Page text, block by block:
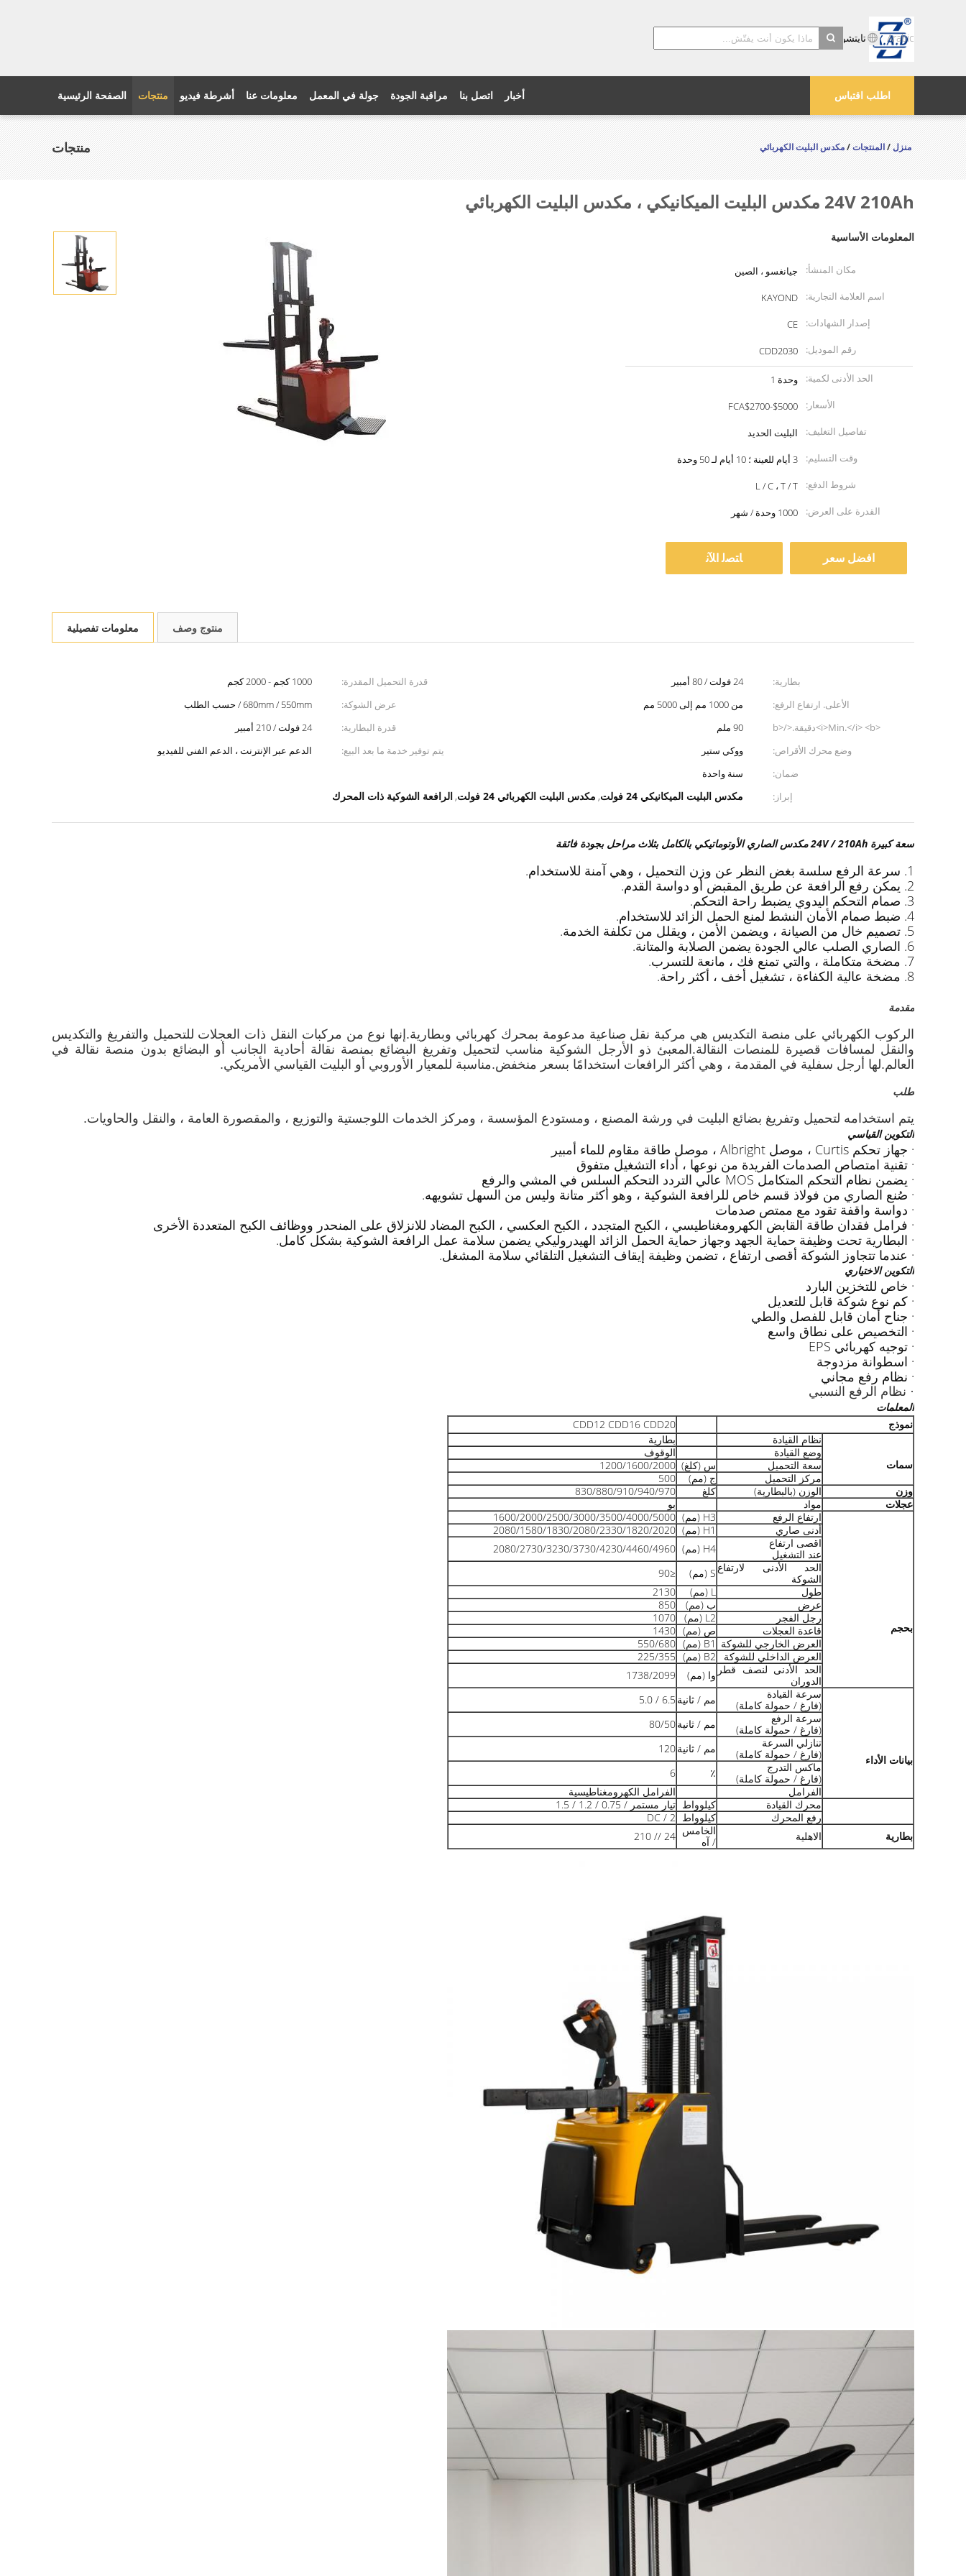
تايتشو Kayond الماكينات والشركة المحدودة
Arabic
اطلب اقتباس الصفحة الرئيسية منتجات أشرطة فيديو معلومات عنا جولة في المعمل مراقبة الجودة اتصل بنا أخبار
منتجات منزل/المنتجات/مكدس البليت الكهربائي
24V 210Ah مكدس البليت الميكانيكي ، مكدس البليت الكهربائي
المعلومات الأساسية
مكان المنشأ:
جيانغسو ، الصين
اسم العلامة التجارية:
KAYOND
إصدار الشهادات:
CE
رقم الموديل:
CDD2030
الحد الأدنى لكمية:
وحدة 1
الأسعار:
FCA$2700-$5000
تفاصيل التغليف:
البليت الحديد
وقت التسليم:
3 أيام للعينة ؛ 10 أيام لـ 50 وحدة
شروط الدفع:
L / C ، T / T
القدرة على العرض:
1000 وحدة / شهر
افضل سعر ﺎﺘﺼﻟ ﺍﻶﻧ
معلومات تفصيلية منتوج وصف
بطارية: 24 فولت / 80 أمبير قدرة التحميل المقدرة:
1000 كجم - 2000 كجم
الأعلى. ارتفاع الرفع:
من 1000 مم إلى 5000 مم عرض الشوكة:
680mm / 550mm / حسب الطلب
<i>Min.</i> <b>دقيقة.</b>
<i>lifting height</i> <b>ارتفاع
الرفع</b>:
90 ملم قدرة البطارية:
24 فولت / 210 أمبير
وضع محرك الأقراص:
ووكي ستير يتم توفير خدمة ما بعد البيع:
الدعم عبر الإنترنت ، الدعم الفني للفيديو
ضمان:
سنة واحدة
إبراز:
مكدس البليت الميكانيكي 24 فولت , مكدس البليت الكهربائي 24 فولت , الرافعة الشوكية ذات المحرك
سعة كبيرة 24V / 210Ah مكدس الصاري الأوتوماتيكي بالكامل بثلاث مراحل بجودة فائقة
1. سرعة الرفع سلسة بغض النظر عن وزن التحميل ، وهي آمنة للاستخدام.
2. يمكن رفع الرافعة عن طريق المقبض أو دواسة القدم.
3. صمام التحكم اليدوي يضبط راحة التحكم.
4. ضبط صمام الأمان النشط لمنع الحمل الزائد للاستخدام.
5. تصميم خال من الصيانة ، ويضمن الأمن ، ويقلل من تكلفة الخدمة.
6. الصاري الصلب عالي الجودة يضمن الصلابة والمتانة.
7. مضخة متكاملة ، والتي تمنع فك ، مانعة للتسرب.
8. مضخة عالية الكفاءة ، تشغيل أخف ، أكثر راحة.
مقدمة
الركوب الكهربائي على منصة التكديس هي مركبة نقل صناعية مدعومة بمحرك كهربائي وبطارية.إنها نوع من مركبات النقل ذات العجلات للتحميل والتفريغ والتكديس
والنقل لمسافات قصيرة للمنصات النقالة. المعبئ ذو الأرجل الشوكية مناسب لتحميل وتفريغ البضائع بمنصة نقالة أحادية الجانب أو البضائع بدون منصة نقالة في
العالم.لها أرجل سفلية في المقدمة ، وهي أكثر الرافعات استخدامًا بسعر منخفض.مناسبة للمعيار الأوروبي أو البليت القياسي الأمريكي.
طلب
يتم استخدامه لتحميل وتفريغ بضائع البليت في ورشة المصنع ، ومستودع المؤسسة ، ومركز الخدمات اللوجستية والتوزيع ، والمقصورة العامة ، والنقل والحاويات.
التكوين القياسي
· جهاز تحكم Curtis ، موصل Albright ، موصل طاقة مقاوم للماء أمبير
· تقنية امتصاص الصدمات الفريدة من نوعها ، أداء التشغيل متفوق
· يضمن نظام التحكم المتكامل MOS عالي التردد التحكم السلس في المشي والرفع
· صُنع الصاري من فولاذ قسم خاص للرافعة الشوكية ، وهو أكثر متانة وليس من السهل تشويهه.
· دواسة واقفة تقود مع ممتص صدمات
· فرامل فقدان طاقة القابض الكهرومغناطيسي ، الكبح المتجدد ، الكبح العكسي ، الكبح المضاد للانزلاق على المنحدر ووظائف الكبح المتعددة الأخرى
· البطارية تحت وظيفة حماية الجهد وجهاز حماية الحمل الزائد الهيدروليكي يضمن سلامة عمل الرافعة الشوكية بشكل كامل.
· عندما تتجاوز الشوكة أقصى ارتفاع ، تضمن وظيفة إيقاف التشغيل التلقائي سلامة المشغل.
التكوين الاختياري
· خاص للتخزين البارد
· كم نوع شوكة قابل للتعديل
· جناح أمان قابل للفصل والطي
· التخصيص على نطاق واسع
· توجيه كهربائي EPS
· اسطوانة مزدوجة
· نظام رفع مجاني
· نظام الرفع النسبي
المعلمات
نموذج
CDD12 CDD16 CDD20
سمات
نظام القيادة
بطارية
وضع القيادة
الوقوف
سعة التحميل
س (كلغ) 1200/1600/2000
مركز التحميل
ج (مم)
500
وزن
الوزن (بالبطارية) كلغ
830/880/910/940/970
عجلات
مواد بو
بحجم
ارتفاع الرفع H3 (مم)
1600/2000/2500/3000/3500/4000/5000
أدنى صاري
H1 (مم)
2080/1580/1830/2080/2330/1820/2020
اقصى ارتفاع
عند التشغيل
H4 (مم)
2080/2730/3230/3730/4230/4460/4960
الحد الأدنى لارتفاع
الشوكة
S (مم)
≤90
طول
L (مم)
2130
عرض
ب (مم)
850
رجل الفجر
L2 (مم)
1070
قاعدة العجلات
ص (مم) 1430
العرض الخارجي للشوكة B1 (مم)
550/680
العرض الداخلي للشوكة
B2 (مم)
225/355
الحد الأدنى لنصف قطر
الدوران
وا (مم) 1738/2099
بيانات الأداء
سرعة القيادة
(فارغ / حمولة كاملة)
مم / ثانية 6.5 / 5.0
سرعة الرفع
(فارغ / حمولة كاملة)
مم / ثانية80/50
تنازلي السرعة
(فارغ / حمولة كاملة)
مم / ثانية120
ماكس التدرج
(فارغ / حمولة كاملة)
٪
6
الفرامل
الفرامل الكهرومغناطيسية
محرك القيادة
كيلوواط تيار مستمر / 0.75 / 1.2 / 1.5
رفع المحرك
كيلوواط DC / 2
بطارية
الاهلية
الخامس
/ آه
24 // 210